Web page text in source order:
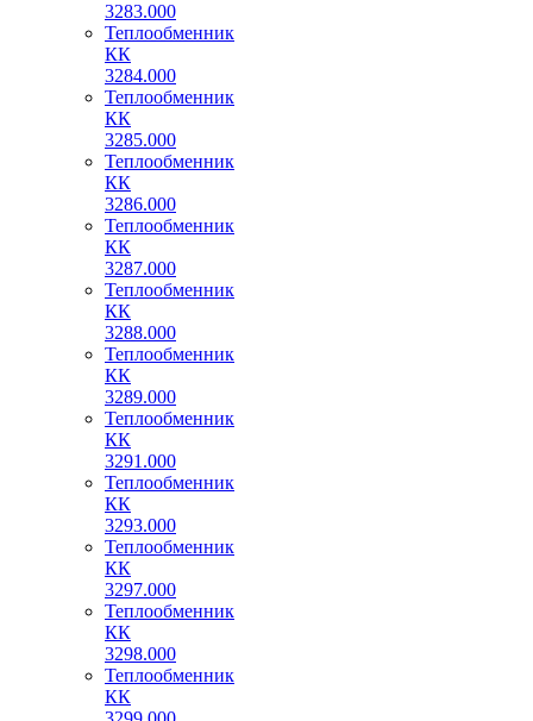
3283.000
Теплообменник
КК
3284.000
Теплообменник
КК
3285.000
Теплообменник
КК
3286.000
Теплообменник
КК
3287.000
Теплообменник
КК
3288.000
Теплообменник
КК
3289.000
Теплообменник
КК
3291.000
Теплообменник
КК
3293.000
Теплообменник
КК
3297.000
Теплообменник
КК
3298.000
Теплообменник
КК